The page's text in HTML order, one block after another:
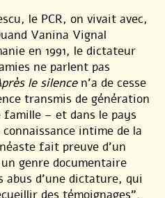
le PCR, on vivait avec,
Vanina Vignal
en 1991, le dictateur
ne parlent pas
le silencen’a de cesse
transmis de génération
– et dans le pays
intime de la
fait preuve d’un
genre documentaire
abus d’une dictature, qui